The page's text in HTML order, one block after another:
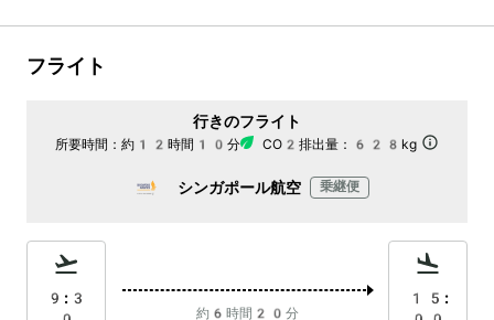
フライト
行きのフライト
所要時間： 約12時間10分 CO2排出量： 628kg
シンガポール航空 乗継便
9:3
約6時間20分
15: